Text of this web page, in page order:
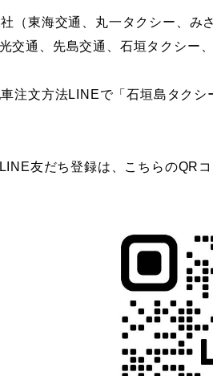
（東海交通、丸一タクシー、み
交通、先島交通、石垣タクシー
注文方法LINEで「石垣島タク
友だち登録は、こちらのQR